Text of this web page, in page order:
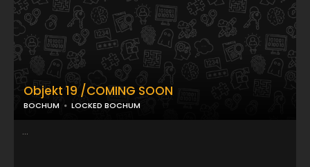
Objekt 19 /COMING SOON
BOCHUM LOCKED BOCHUM
...